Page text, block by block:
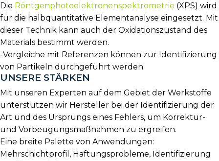
Die Röntgenphotoelektronenspektrometrie (XPS) wird
für die halbquantitative Elementanalyse eingesetzt. Mit
dieser Technik kann auch der Oxidationszustand des
Materials bestimmt werden.
-Vergleiche mit Referenzen können zur Identifizierung
von Partikeln durchgeführt werden.
UNSERE STÄRKEN
Mit unseren Experten auf dem Gebiet der Werkstoffe
unterstützen wir Hersteller bei der Identifizierung der
Art und des Ursprungs eines Fehlers, um Korrektur-
und Vorbeugungsmaßnahmen zu ergreifen.
Eine breite Palette von Anwendungen:
Mehrschichtprofil, Haftungsprobleme, Identifizierung